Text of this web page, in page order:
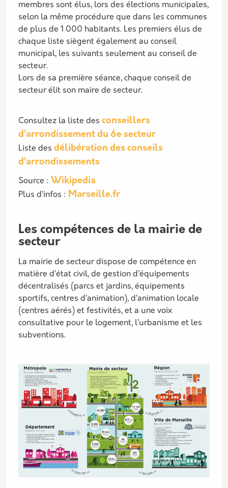
membres sont élus, lors des élections municipales,
selon la même procédure que dans les communes
de plus de 1 000 habitants. Les premiers élus de
chaque liste siègent également au conseil
municipal, les suivants seulement au conseil de
secteur.
Lors de sa première séance, chaque conseil de
secteur élit son maire de secteur.
Consultez la liste des conseillers
d’arrondissement du 6e secteur
Liste des délibération des conseils
d’arrondissements
Source : Wikipedia
Plus d’infos : Marseille.fr
Les compétences de la mairie de
secteur
La mairie de secteur dispose de compétence en
matière d’état civil, de gestion d’équipements
décentralisés (parcs et jardins, équipements
sportifs, centres d’animation), d’animation locale
(centres aérés) et festivités, et a une voix
consultative pour le logement, l’urbanisme et les
subventions.